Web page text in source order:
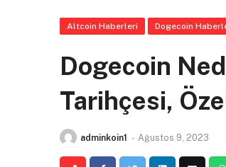
Altcoin Haberleri Dogecoin
Dogecoin
Tarihçesi,
adminkoin1 - Ağustos 9, 2023